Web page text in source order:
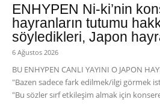
ENHYPEN Ni-ki’nin
hayranların tutumu
söyledikleri, Japon
6 Ağustos 2026
BU ENHYPEN CANLI YAYINI O JAPON
"Bazen sadece fark edilmek/ilgi görmek
"Bu sözler sırf etkileşim almak için